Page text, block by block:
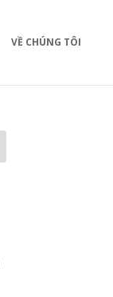
VỀ CHÚNG TÔI